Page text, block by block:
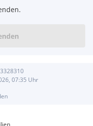
07:35 Uhr